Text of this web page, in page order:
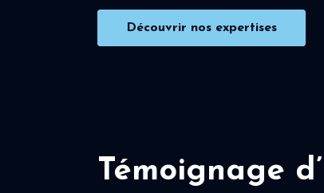
Découvrir nos expertises
Témoignage